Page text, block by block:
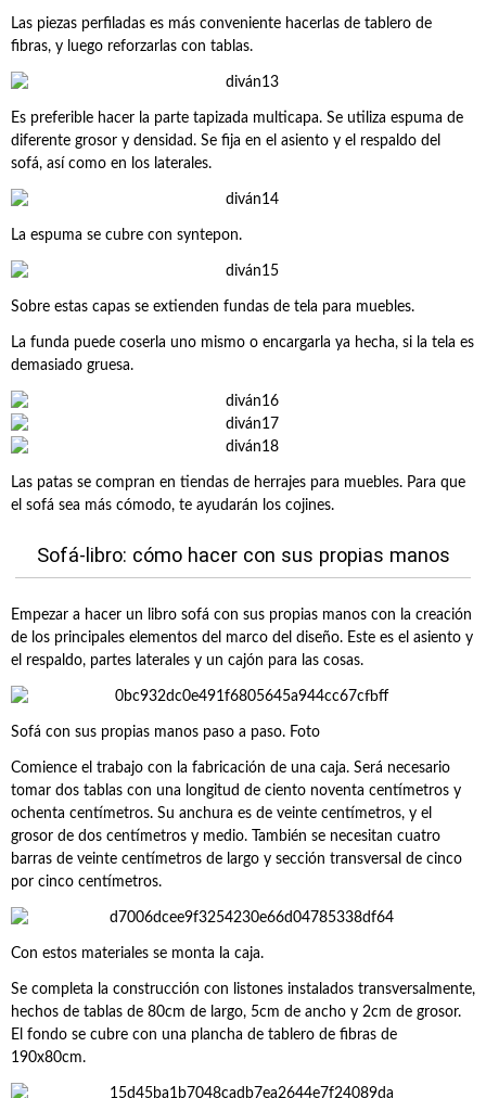
Las piezas perfiladas es más conveniente hacerlas de tablero de
fibras, y luego reforzarlas con tablas.
Es preferible hacer la parte tapizada multicapa. Se utiliza espuma de
diferente grosor y densidad. Se fija en el asiento y el respaldo del
sofá, así como en los laterales.
La espuma se cubre con syntepon.
Sobre estas capas se extienden fundas de tela para muebles.
La funda puede coserla uno mismo o encargarla ya hecha, si la tela es
demasiado gruesa.
Las patas se compran en tiendas de herrajes para muebles. Para que
el sofá sea más cómodo, te ayudarán los cojines.
Sofá-libro: cómo hacer con sus propias manos
Empezar a hacer un libro sofá con sus propias manos con la creación
de los principales elementos del marco del diseño. Este es el asiento y
el respaldo, partes laterales y un cajón para las cosas.
Sofá con sus propias manos paso a paso. Foto
Comience el trabajo con la fabricación de una caja. Será necesario
tomar dos tablas con una longitud de ciento noventa centímetros y
ochenta centímetros. Su anchura es de veinte centímetros, y el
grosor de dos centímetros y medio. También se necesitan cuatro
barras de veinte centímetros de largo y sección transversal de cinco
por cinco centímetros.
Con estos materiales se monta la caja.
Se completa la construcción con listones instalados transversalmente,
hechos de tablas de 80cm de largo, 5cm de ancho y 2cm de grosor.
El fondo se cubre con una plancha de tablero de fibras de
190x80cm.